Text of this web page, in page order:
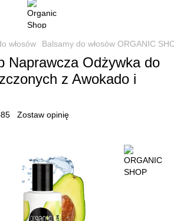
włosów Balsamy do włosów ORGANIC
Naprawcza Odżywka do
z Awokado i
Zostaw opinię